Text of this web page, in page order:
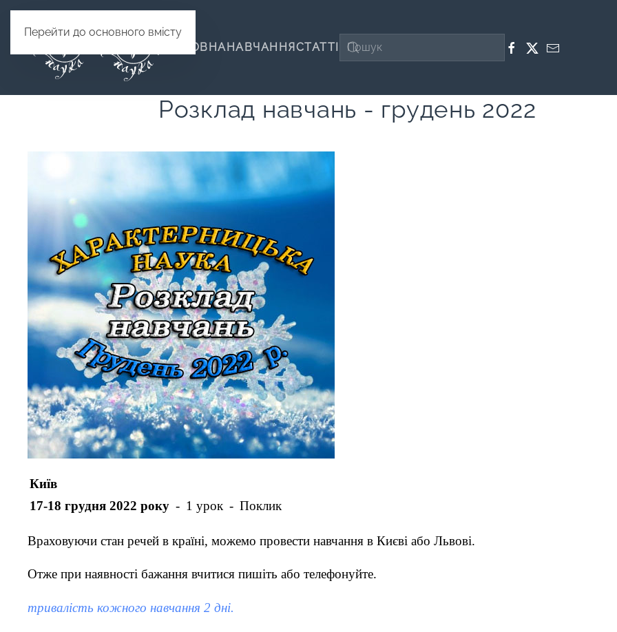
Перейти до основного вмісту
ГОЛОВНАНАВЧАННЯСТАТТІ
Розклад навчань - грудень 2022
Київ
17-18 грудня 2022 року - 1 урок - Поклик
Враховуючи стан речей в країні, можемо провести навчання в Києві або Львові.
Отже при наявності бажання вчитися пишіть або телефонуйте.
тривалість кожного навчання 2 дні.